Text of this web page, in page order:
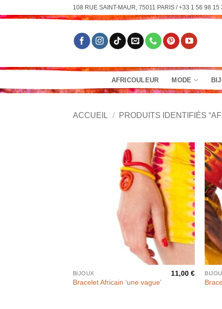
au
108 RUE SAINT-MAUR, 75011 PARIS / +33 1 56 98 15
AFRICOULEUR MODE
ACCUEIL / PRODUITS IDENTIFIÉS
BIJOUX
Bracelet Africain ‘une vague’
11,00€